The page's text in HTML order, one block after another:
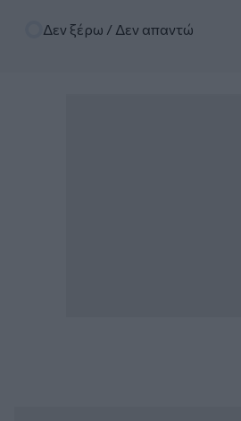
Δεν ξέρω / Δεν απαντώ